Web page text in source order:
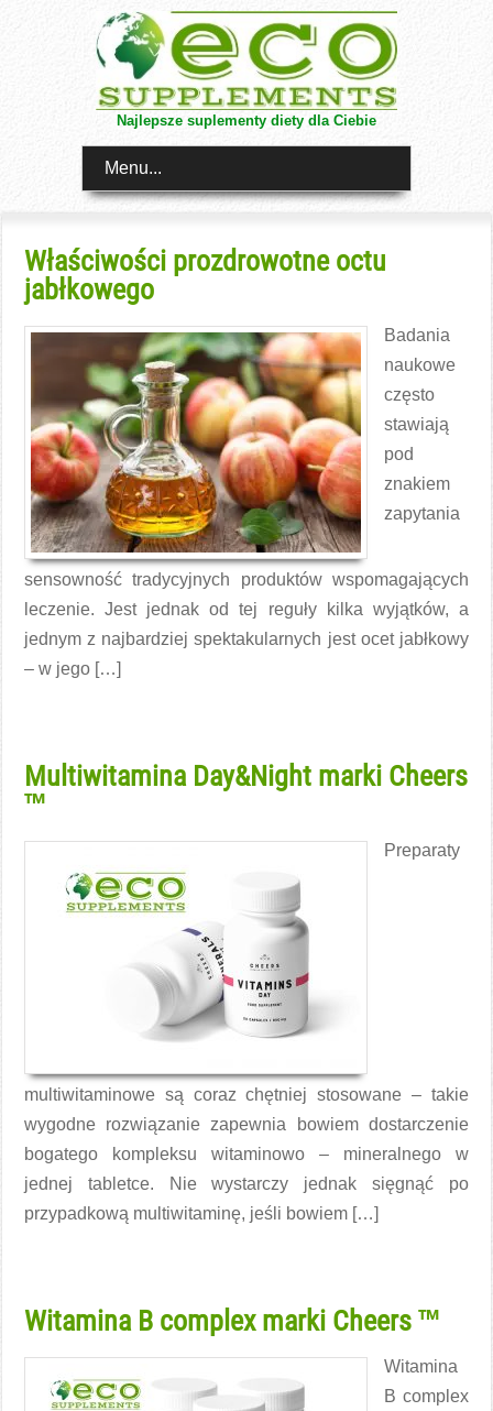
Najlepsze suplementy diety dla Ciebie
Menu...
Właściwości prozdrowotne octu
jabłkowego
Badania
naukowe
często
stawiają
pod
znakiem
zapytania
sensowność tradycyjnych produktów wspomagających
leczenie. Jest jednak od tej reguły kilka wyjątków, a
jednym z najbardziej spektakularnych jest ocet jabłkowy
– w jego […]
Multiwitamina Day&Night marki Cheers
™
Preparaty
multiwitaminowe są coraz chętniej stosowane – takie
wygodne rozwiązanie zapewnia bowiem dostarczenie
bogatego kompleksu witaminowo – mineralnego w
jednej tabletce. Nie wystarczy jednak sięgnąć po
przypadkową multiwitaminę, jeśli bowiem […]
Witamina B complex marki Cheers ™
Witamina
B complex